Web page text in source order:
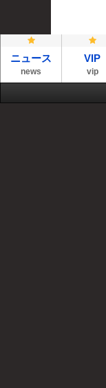
ニュース
news
VIP
vip